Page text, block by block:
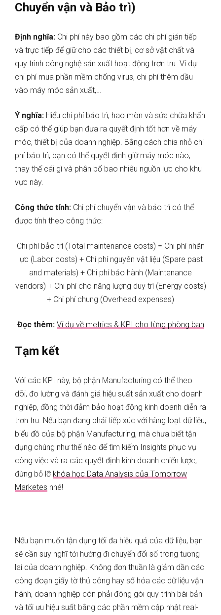
Chuyển vận và Bảo trì)
Định nghĩa: Chi phí này bao gồm các chi phí gián tiếp
và trực tiếp để giữ cho các thiết bị, cơ sở vật chất và
quy trình công nghệ sản xuất hoạt động trơn tru. Ví dụ:
chi phí mua phần mềm chống virus, chi phí thêm dầu
vào máy móc sản xuất,…
Ý nghĩa: Hiểu chi phí bảo trì, hao mòn và sửa chữa khẩn
cấp có thể giúp bạn đưa ra quyết định tốt hơn về máy
móc, thiết bị của doanh nghiệp. Bằng cách chia nhỏ chi
phí bảo trì, bạn có thể quyết định giữ máy móc nào,
thay thế cái gì và phân bổ bao nhiêu nguồn lực cho khu
vực này.
Công thức tính: Chi phí chuyển vận và bảo trì có thể
được tính theo công thức:
Chi phí bảo trì (Total maintenance costs) = Chi phí nhân
lực (Labor costs) + Chi phí nguyên vật liệu (Spare past
and materials) + Chi phí bảo hành (Maintenance
vendors) + Chi phí cho năng lượng duy trì (Energy costs)
+ Chi phí chung (Overhead expenses)
Đọc thêm: Ví dụ về metrics & KPI cho từng phòng ban
Tạm kết
Với các KPI này, bộ phận Manufacturing có thể theo
dõi, đo lường và đánh giá hiệu suất sản xuất cho doanh
nghiệp, đồng thời đảm bảo hoạt động kinh doanh diễn ra
trơn tru. Nếu bạn đang phải tiếp xúc với hàng loạt dữ liệu,
biểu đồ của bộ phận Manufacturing, mà chưa biết tận
dụng chúng như thế nào để tìm kiếm Insights phục vụ
công việc và ra các quyết định kinh doanh chiến lược,
đừng bỏ lỡ khóa học Data Analysis của Tomorrow
Marketes nhé!
Nếu bạn muốn tận dụng tối đa hiệu quả của dữ liệu, bạn
sẽ cần suy nghĩ tới hướng đi chuyển đổi số trong tương
lai của doanh nghiệp. Không đơn thuần là giảm dần các
công đoạn giấy tờ thủ công hay số hóa các dữ liệu vận
hành, doanh nghiệp còn phải đóng gói quy trình bài bản
và tối ưu hiệu suất bằng các phần mềm cập nhật real-